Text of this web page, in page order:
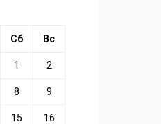
Сб Вс
1 2
8 9
15 16